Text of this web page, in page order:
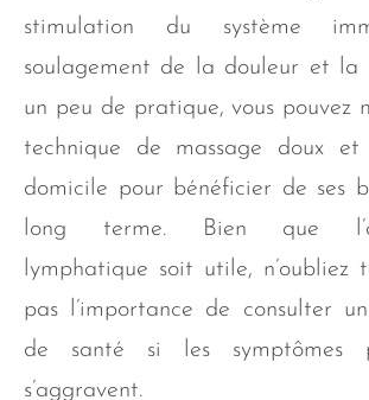
stimulation du système
soulagement de la douleur et la
un peu de pratique, vous pouvez
technique de massage doux et
domicile pour bénéficier de ses
long terme. Bien que
lymphatique soit utile, n’oubliez
pas l’importance de consulter
de santé si les symptômes
s’aggravent.